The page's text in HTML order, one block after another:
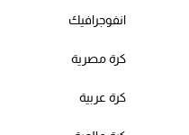
انفوجرافيك
كرة مصرية
كرة عربية